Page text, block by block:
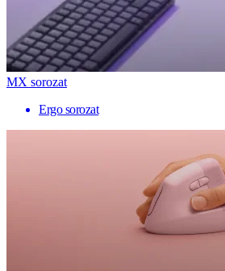
MX sorozat
Ergo sorozat